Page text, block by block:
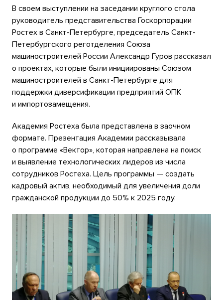
В своем выступлении на заседании круглого стола
руководитель представительства Госкорпорации
Ростех в Санкт-Петербурге, председатель Санкт-
Петербургского реготделения Союза
машиностроителей России Александр Гуров рассказал
о проектах, которые были инициированы Союзом
машиностроителей в Санкт-Петербурге для
поддержки диверсификации предприятий ОПК
и импортозамещения.
Академия Ростеха была представлена в заочном
формате. Презентация Академии рассказывала
о программе «Вектор», которая направлена на поиск
и выявление технологических лидеров из числа
сотрудников Ростеха. Цель программы — создать
кадровый актив, необходимый для увеличения доли
гражданской продукции до 50% к 2025 году.